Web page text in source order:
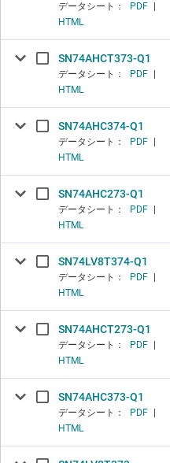
データシート： PDF
HTML
SN74AHCT373-Q1
データシート： PDF
HTML
SN74AHC374-Q1
データシート： PDF
HTML
SN74AHC273-Q1
データシート： PDF
HTML
SN74LV8T374-Q1
データシート： PDF
HTML
SN74AHCT273-Q1
データシート： PDF
HTML
SN74AHC373-Q1
データシート： PDF
HTML